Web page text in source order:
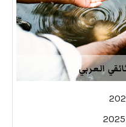
العربي